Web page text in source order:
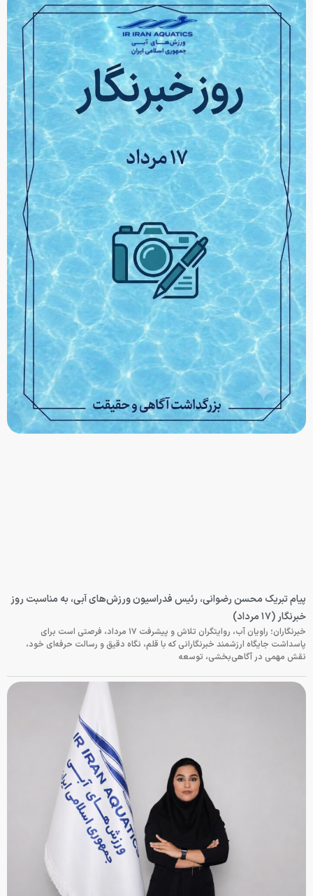
پیام تبریک محسن رضوانی، رئیس فدراسیون ورزش‌های آبی، به مناسبت روز
خبرنگار (۱۷ مرداد)
خبرنگاران؛ راویان آب، روایتگران تلاش و پیشرفت ۱۷ مرداد، فرصتی است برای
پاسداشت جایگاه ارزشمند خبرنگارانی که با قلم، نگاه دقیق و رسالت حرفه‌ای خود،
نقش مهمی در آگاهی‌بخشی، توسعه